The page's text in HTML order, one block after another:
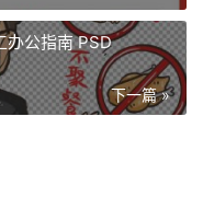
办公指南 PSD
下一篇 »